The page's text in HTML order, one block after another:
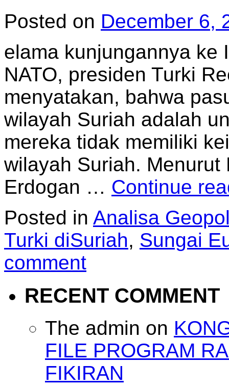
Posted on December 6,
elama kunjungannya ke
NATO, presiden Turki
menyatakan, bahwa
wilayah Suriah adalah
mereka tidak memiliki
wilayah Suriah. Menurut
Erdogan … Continue
Posted in Analisa
Turki diSuriah, Sungai
comment
RECENT COMMENT
The admin on
FILE PROGRAM
FIKIRAN